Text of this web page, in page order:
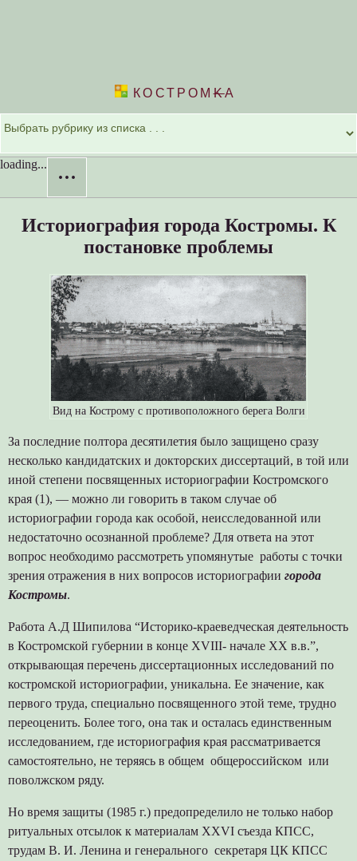
КОСТРОМKА
loading...
···
Историография города Костромы. К
постановке проблемы
Вид на Кострому с противоположного берега Волги
За последние полтора десятилетия было защищено сразу
несколько кандидатских и докторских диссертаций, в той или
иной степени посвященных историографии Костромского
края (1), — можно ли говорить в таком случае об
историографии города как особой, неисследованной или
недостаточно осознанной проблеме? Для ответа на этот
вопрос необходимо рассмотреть упомянутые работы с точки
зрения отражения в них вопросов историографии города
Костромы.
Работа А.Д Шипилова “Историко-краеведческая деятельность
в Костромской губернии в конце XVIII- начале XX в.в.”,
открывающая перечень диссертационных исследований по
костромской историографии, уникальна. Ее значение, как
первого труда, специально посвященного этой теме, трудно
переоценить. Более того, она так и осталась единственным
исследованием, где историография края рассматривается
самостоятельно, не теряясь в общем общероссийском или
поволжском ряду.
Но время защиты (1985 г.) предопределило не только набор
ритуальных отсылок к материалам XXVI съезда КПСС,
трудам В. И. Ленина и генерального секретаря ЦК КПСС